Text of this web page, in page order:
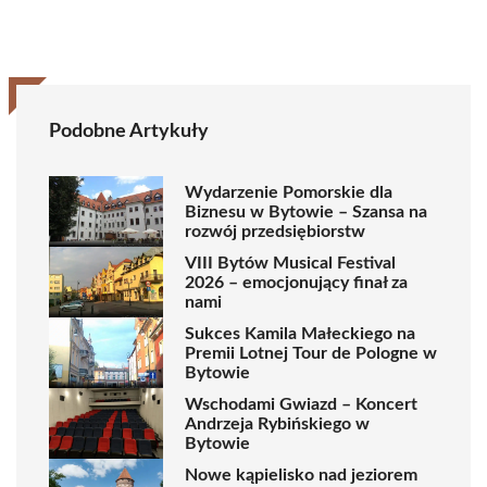
Podobne Artykuły
Wydarzenie Pomorskie dla
Biznesu w Bytowie – Szansa na
rozwój przedsiębiorstw
VIII Bytów Musical Festival
2026 – emocjonujący finał za
nami
Sukces Kamila Małeckiego na
Premii Lotnej Tour de Pologne w
Bytowie
Wschodami Gwiazd – Koncert
Andrzeja Rybińskiego w
Bytowie
Nowe kąpielisko nad jeziorem